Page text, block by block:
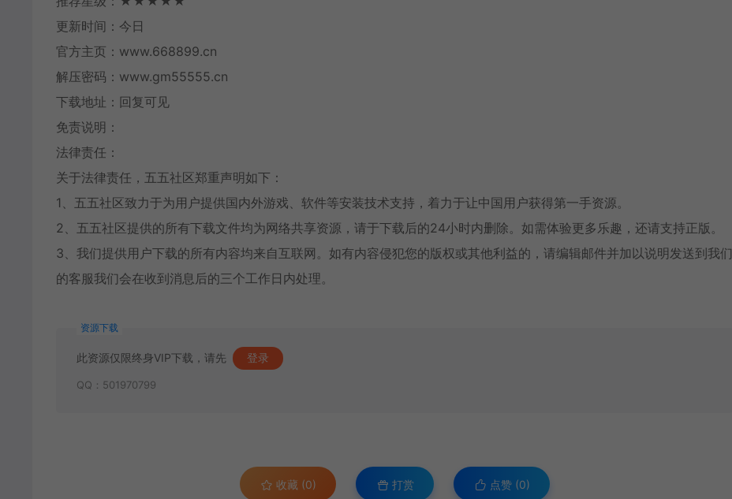
更新时间：今日
官方主页：www.668899.cn
解压密码：www.gm55555.cn
下载地址：回复可见
免责说明：
法律责任：
关于法律责任，五五社区郑重声明如下：
1、五五社区致力于为用户提供国内外游戏、软件等安装技术支持，着力于让中国用户获得第一手资源。
2、五五社区提供的所有下载文件均为网络共享资源，请于下载后的24小时内删除。如需体验更多乐趣，还请支持正版。
3、我们提供用户下载的所有内容均来自互联网。如有内容侵犯您的版权或其他利益的，请编辑邮件并加以说明发送到我们
的客服我们会在收到消息后的三个工作日内处理。
资源下载
此资源仅限终身VIP下载，请先 登录
QQ：501970799
收藏 (0) 打赏 点赞 (0)